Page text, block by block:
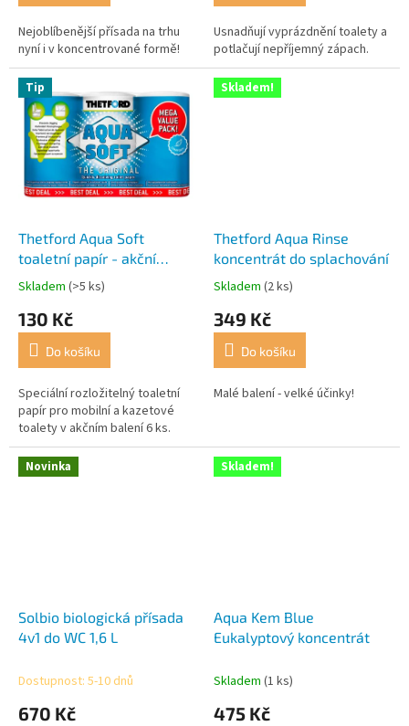
Nejoblíbenější přísada na trhu
nyní i v koncentrované formě!
Usnadňují vyprázdnění toalety a
potlačují nepříjemný zápach.
Tip
Thetford Aqua Soft
toaletní papír - akční
balení 6 ks
Průměrné
produktu
4,7
5
hvězdiček.
Skladem (>5 ks)
130 Kč
Do košíku
Speciální rozložitelný toaletní
papír pro mobilní a kazetové
toalety v akčním balení 6 ks.
Skladem!
Thetford Aqua Rinse
koncentrát do splachování
Průměrné
produktu
5,0
5
Skladem (2 ks)
349 Kč
Do košíku
Malé balení - velké účinky!
Novinka
Solbio biologická přísada
4v1 do WC 1,6 L
Dostupnost: 5-10 dnů
670 Kč
Skladem!
Aqua Kem Blue
Eukalyptový koncentrát
Skladem (1 ks)
475 Kč